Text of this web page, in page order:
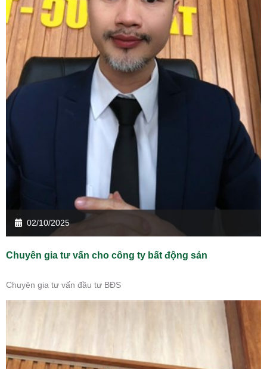
02/10/2025
Chuyên gia tư vấn cho công ty bất động sản
Chuyên gia tư vấn đầu tư BĐS